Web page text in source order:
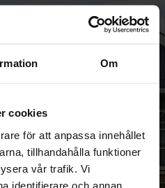
Om
cookies
för att anpassa innehållet
tillhandahålla funktioner
vår trafik. Vi
identifierare och annan